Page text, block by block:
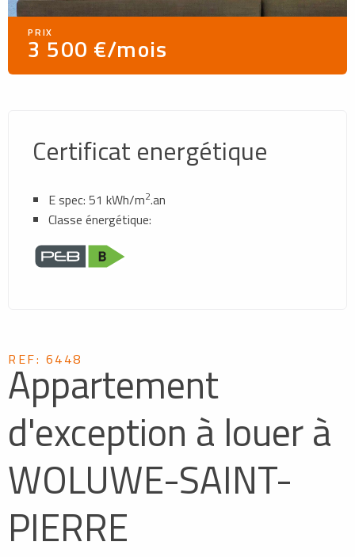
REF: 6448
Appartement
d'exception à louer à
WOLUWE-SAINT-
PIERRE
PRIX
3 500 €/mois
Certificat energétique
E spec: 51 kWh/m2.an
Classe énergétique: